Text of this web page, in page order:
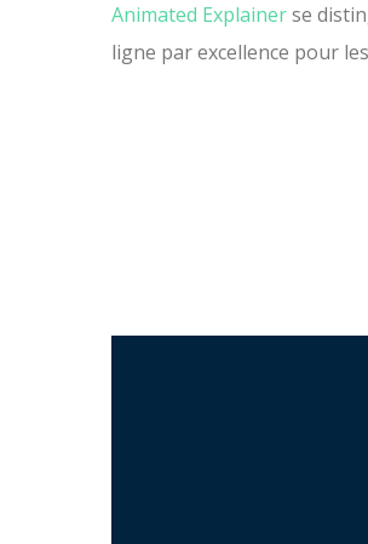
Animated Explainerse
ligne par excellence pour